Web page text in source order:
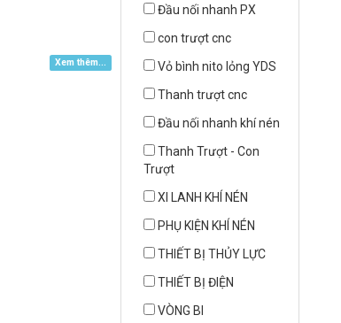
Xem thêm...
Đầu nối nhanh PX
con trượt cnc
Vỏ bình nito lỏng YDS
Thanh trượt cnc
Đầu nối nhanh khí nén
Thanh Trượt - Con
Trượt
XI LANH KHÍ NÉN
PHỤ KIỆN KHÍ NÉN
THIẾT BỊ THỦY LỰC
THIẾT BỊ ĐIỆN
VÒNG BI